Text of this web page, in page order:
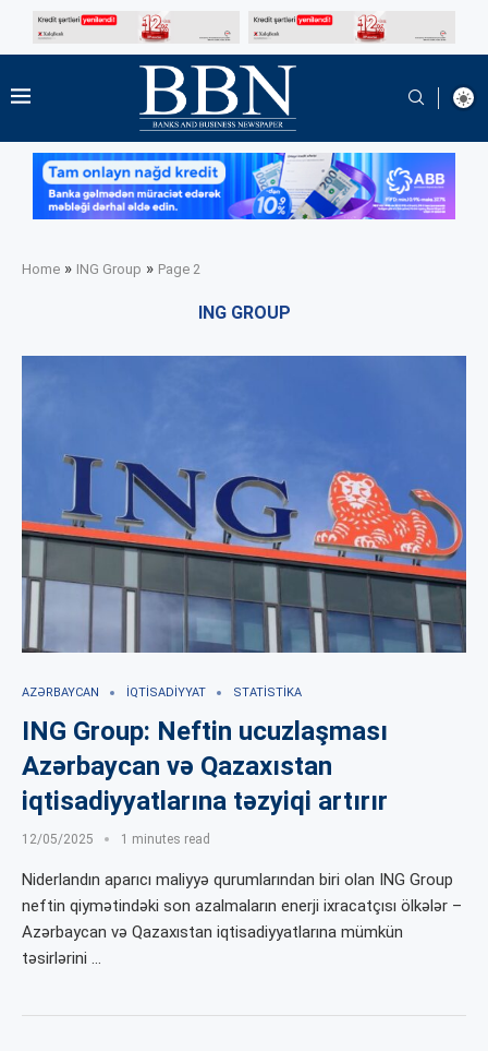
Home » ING Group » Page 2
ING GROUP
AZƏRBAYCAN İQTISADIYYAT STATISTIKA
ING Group: Neftin ucuzlaşması
Azərbaycan və Qazaxıstan
iqtisadiyyatlarına təzyiqi artırır
12/05/2025 1 minutes read
Niderlandın aparıcı maliyyə qurumlarından biri olan ING Group
neftin qiymətindəki son azalmaların enerji ixracatçısı ölkələr –
Azərbaycan və Qazaxıstan iqtisadiyyatlarına mümkün
təsirlərini …